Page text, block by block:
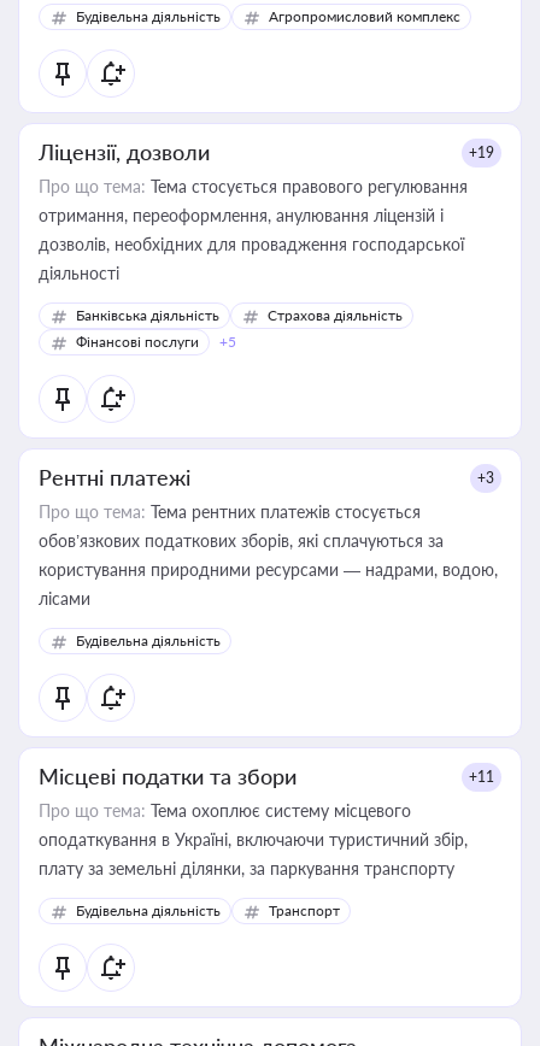
Будівельна діяльність Агропромисловий комплекс
Ліцензії, дозволи +19
Про що тема: Тема стосується правового регулювання
отримання, переоформлення, анулювання ліцензій і
дозволів, необхідних для провадження господарської
діяльності
Банківська діяльність
Страхова діяльність
Фінансові послуги
+5
Рентні платежі +3
Про що тема: Тема рентних платежів стосується
обов’язкових податкових зборів, які сплачуються за
користування природними ресурсами — надрами, водою,
лісами
Будівельна діяльність
Місцеві податки та збори +11
Про що тема: Тема охоплює систему місцевого
оподаткування в Україні, включаючи туристичний збір,
плату за земельні ділянки, за паркування транспорту
Будівельна діяльність Транспорт